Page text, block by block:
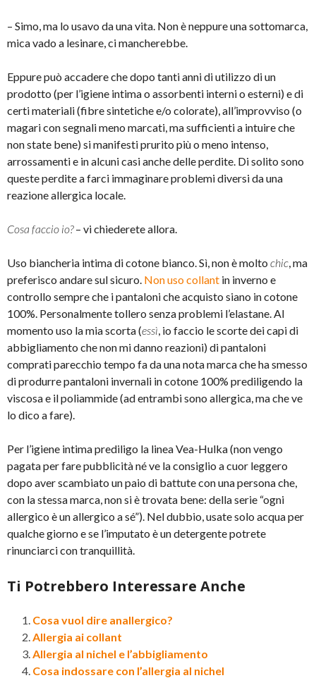
– Simo, ma lo usavo da una vita. Non è neppure una sottomarca,
mica vado a lesinare, ci mancherebbe.
Eppure può accadere che dopo tanti anni di utilizzo di un
prodotto (per l’igiene intima o assorbenti interni o esterni) e di
certi materiali (fibre sintetiche e/o colorate), all’improvviso (o
magari con segnali meno marcati, ma sufficienti a intuire che
non state bene) si manifesti prurito più o meno intenso,
arrossamenti e in alcuni casi anche delle perdite. Di solito sono
queste perdite a farci immaginare problemi diversi da una
reazione allergica locale.
Cosa faccio io?– vi chiederete allora.
Uso biancheria intima di cotone bianco. Sì, non è molto chic, ma
preferisco andare sul sicuro. Non uso collant in inverno e
controllo sempre che i pantaloni che acquisto siano in cotone
100%. Personalmente tollero senza problemi l’elastane. Al
momento uso la mia scorta (essì, io faccio le scorte dei capi di
abbigliamento che non mi danno reazioni) di pantaloni
comprati parecchio tempo fa da una nota marca che ha smesso
di produrre pantaloni invernali in cotone 100% prediligendo la
viscosa e il poliammide (ad entrambi sono allergica, ma che ve
lo dico a fare).
Per l’igiene intima prediligo la linea Vea-Hulka (non vengo
pagata per fare pubblicità né ve la consiglio a cuor leggero
dopo aver scambiato un paio di battute con una persona che,
con la stessa marca, non si è trovata bene: della serie “ogni
allergico è un allergico a sé”). Nel dubbio, usate solo acqua per
qualche giorno e se l’imputato è un detergente potrete
rinunciarci con tranquillità.
Ti Potrebbero Interessare Anche
Cosa vuol dire anallergico?
Allergia ai collant
Allergia al nichel e l’abbigliamento
Cosa indossare con l’allergia al nichel